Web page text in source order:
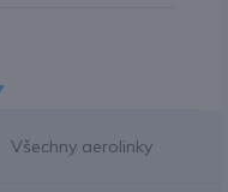
Všechny aerolinky